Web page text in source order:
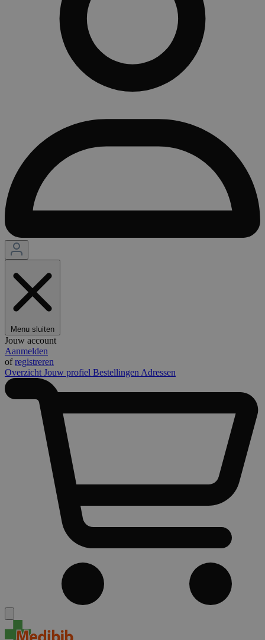
Menu sluiten
Jouw account
Aanmelden
ofregistreren
Overzicht Jouw profiel Bestellingen Adressen